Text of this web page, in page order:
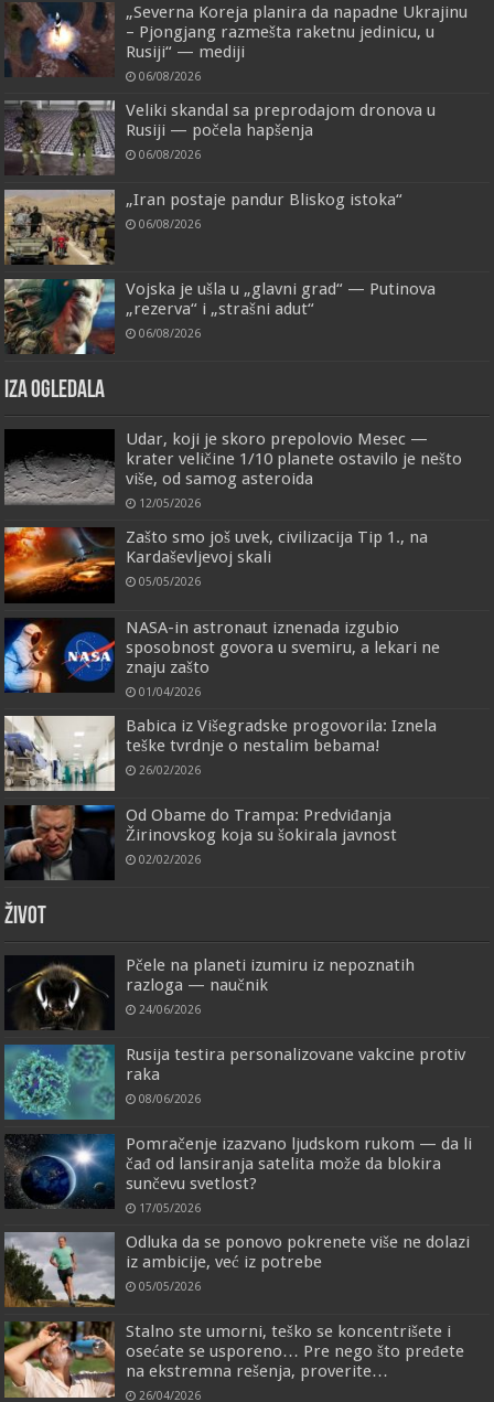
„Severna Koreja planira da napadne Ukrajinu
– Pjongjang razmešta raketnu jedinicu, u
Rusiji“ — mediji
06/08/2026
Veliki skandal sa preprodajom dronova u
Rusiji — počela hapšenja
06/08/2026
„Iran postaje pandur Bliskog istoka“
06/08/2026
Vojska je ušla u „glavni grad“ — Putinova
„rezerva“ i „strašni adut“
06/08/2026
IZA OGLEDALA
Udar, koji je skoro prepolovio Mesec —
krater veličine 1/10 planete ostavilo je nešto
više, od samog asteroida
12/05/2026
Zašto smo još uvek, civilizacija Tip 1., na
Kardaševljevoj skali
05/05/2026
NASA-in astronaut iznenada izgubio
sposobnost govora u svemiru, a lekari ne
znaju zašto
01/04/2026
Babica iz Višegradske progovorila: Iznela
teške tvrdnje o nestalim bebama!
26/02/2026
Od Obame do Trampa: Predviđanja
Žirinovskog koja su šokirala javnost
02/02/2026
ŽIVOT
Pčele na planeti izumiru iz nepoznatih
razloga — naučnik
24/06/2026
Rusija testira personalizovane vakcine protiv
raka
08/06/2026
Pomračenje izazvano ljudskom rukom — da li
čađ od lansiranja satelita može da blokira
sunčevu svetlost?
17/05/2026
Odluka da se ponovo pokrenete više ne dolazi
iz ambicije, već iz potrebe
05/05/2026
Stalno ste umorni, teško se koncentrišete i
osećate se usporeno… Pre nego što pređete
na ekstremna rešenja, proverite…
26/04/2026